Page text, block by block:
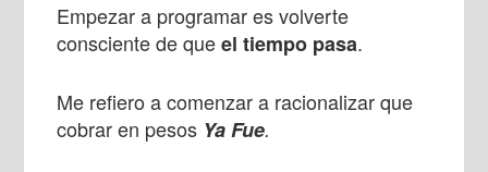
Empezar a programar es volverte
consciente de queel tiempo pasa.
Me refiero a comenzar a racionalizar que
cobrar en pesos Ya Fue.